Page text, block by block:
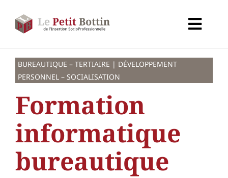
contenu
Organismes
Secteurs
BUREAUTIQUE – TERTIAIRE | DÉVELOPPEMENT
PERSONNEL – SOCIALISATION
Formation
informatique
bureautique